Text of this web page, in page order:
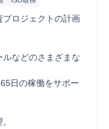
ロジェクトの計画
などのさまざまな
日の稼働をサポー